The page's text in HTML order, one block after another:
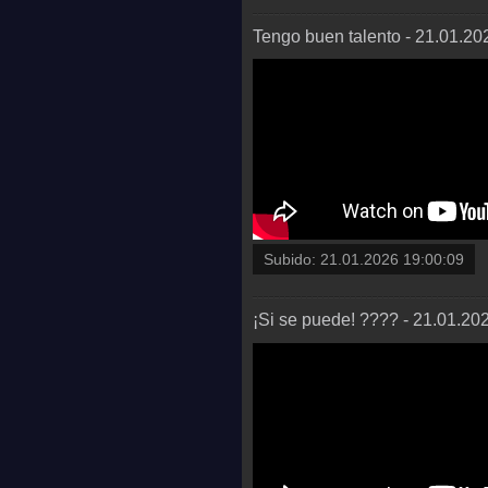
Tengo buen talento -
Subido: 21.01.2026 19:00:09
¡Si se puede! ???? -